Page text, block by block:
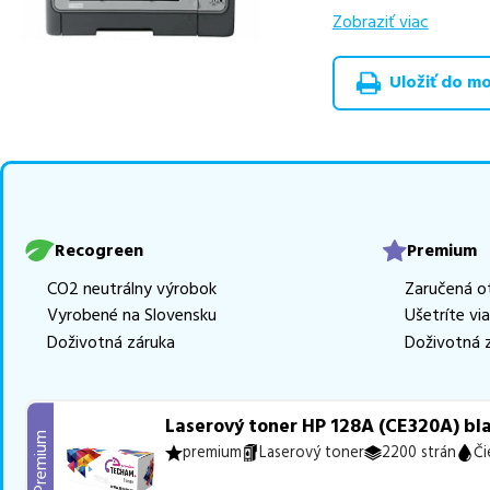
výhodnejšie
rada RECOGREEN
Celá táto
produkty, aby
môžete sa na nás
najlepšie riešenie.
Zobraziť viac
Uložiť do
Recogreen
CO2 neutrálny výrobok
Vyrobené na Slovensku
Doživotná záruka
Premium
Zaručená
Ušetríte
Doživotná
Premium
Laserový toner HP 128A (CE320A)
premium Laserový toner 2200 strán